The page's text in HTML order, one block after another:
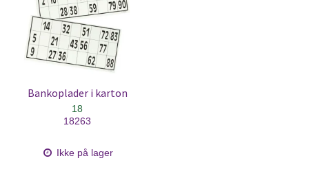
Bankoplader i karton
18
18263
Ikke på lager